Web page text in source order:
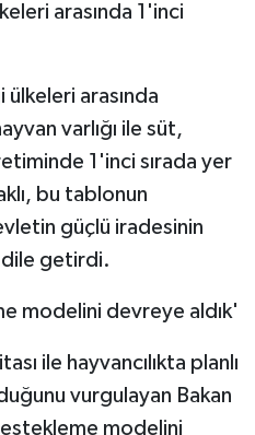
arasında 1'inci
arasında
varlığı ile süt,
1'inci sırada yer
bu tablonun
güçlü iradesinin
dile getirdi.
modelini devreye aldık'
ile hayvancılıkta planlı
vurgulayan Bakan
modelini